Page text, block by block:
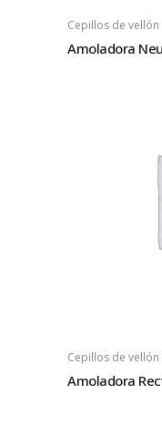
Cepillos de
Amoladora
Cepillos de
Amoladora